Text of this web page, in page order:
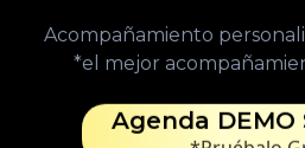
Acompañamiento
*el mejor
Agenda DEMO